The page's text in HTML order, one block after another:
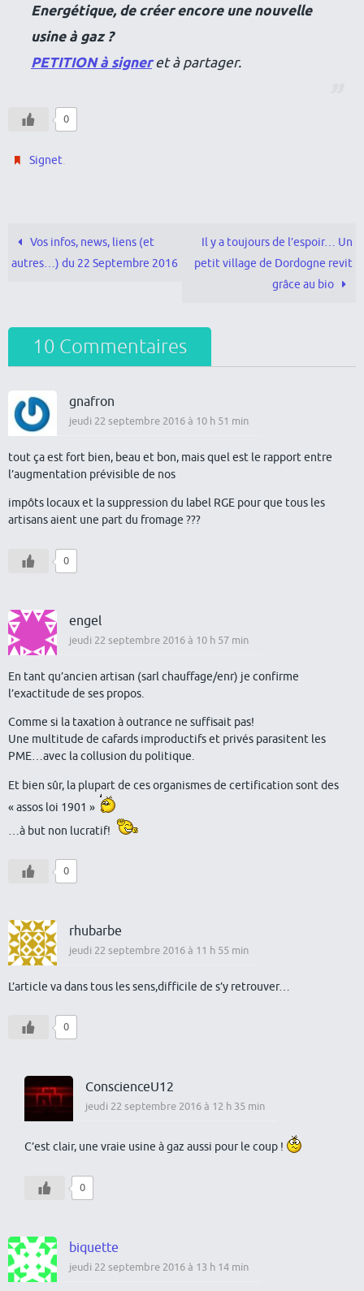
Energétique, de créer encore une nouvelle
usine à gaz ?
PETITION à signeret à partager.
0
Signet.
Vos infos, news, liens (et
autres…) du 22 Septembre 2016
Il y a toujours de l’espoir… Un
petit village de Dordogne revit
grâce au bio
10 Commentaires
gnafron
jeudi 22 septembre 2016 à 10 h 51 min
tout ça est fort bien, beau et bon, mais quel est le rapport entre
l’augmentation prévisible de nos
impôts locaux et la suppression du label RGE pour que tous les
artisans aient une part du fromage ???
0
engel
jeudi 22 septembre 2016 à 10 h 57 min
En tant qu’ancien artisan (sarl chauffage/enr) je confirme
l’exactitude de ses propos.
Comme si la taxation à outrance ne suffisait pas!
Une multitude de cafards improductifs et privés parasitent les
PME…avec la collusion du politique.
Et bien sûr, la plupart de ces organismes de certification sont des
« assos loi 1901 »
…à but non lucratif!
0
rhubarbe
jeudi 22 septembre 2016 à 11 h 55 min
L’article va dans tous les sens,difficile de s’y retrouver…
0
ConscienceU12
jeudi 22 septembre 2016 à 12 h 35 min
C’est clair, une vraie usine à gaz aussi pour le coup !
0
biquette
jeudi 22 septembre 2016 à 13 h 14 min